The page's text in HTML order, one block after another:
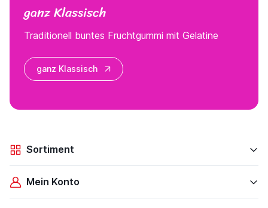
ganz Klassisch
Traditionell buntes Fruchtgummi mit Gelatine
ganz Klassisch
Sortiment
Mein Konto